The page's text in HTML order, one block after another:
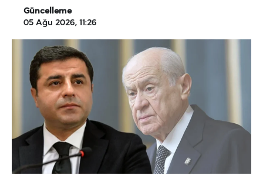
Güncelleme
05 Ağu 2026, 11:26